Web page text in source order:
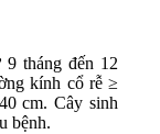
tháng đến 12
kính cổ rễ ≥
cm. Cây sinh
bệnh.